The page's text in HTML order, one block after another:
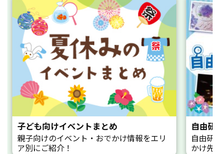
子ども向けイベントまとめ
親子向けのイベント・おでかけ情報をエリ
ア別にご紹介！
自由研
自由研
かけ先